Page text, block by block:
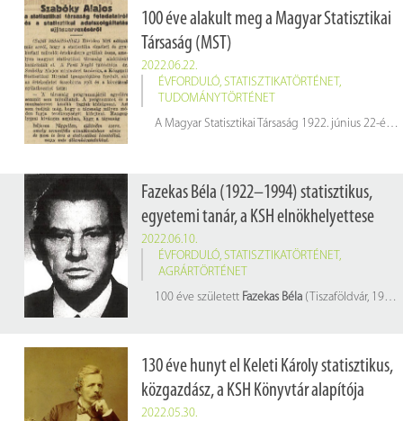
100 éve alakult meg a Magyar Statisztikai
Társaság (MST)
2022.06.22.
ÉVFORDULÓ, STATISZTIKATÖRTÉNET ,
TUDOMÁNYTÖRTÉNET
A Magyar Statisztikai Társaság 1922. június 22-én alakult meg az első tizenhat tag (Földes Béla, Vargha Gyula, Thirring Gusztáv, Teleszky János, Fellner Frigyes, Buday László, Szabóky Alajos, Kovács Alajos, Balás Károly, Bud János, Kenéz Béla, Kováts Ferenc, Laky Dezső, Illyefalvi Vitéz Géza, Bozóky Ferenc és Schneller Károly) megválasztásával, „a magyar közállapotok statisztikai úton való feltárásának, tanulmányozásának és úgy az országban, mint külföldön való ismertetésének előmozdítása” céljából. A maximális taglétszámot 120 főben határozták meg; a megválasztás feltételéül szabták a tudományos munkát, és a tagoknak kötelező volt székfoglaló előadást tartaniuk.
Fazekas Béla (1922–1994) statisztikus,
egyetemi tanár, a KSH elnökhelyettese
2022.06.10.
ÉVFORDULÓ, STATISZTIKATÖRTÉNET,
AGRÁRTÖRTÉNET
100 éve született Fazekas Béla(Tiszaföldvár, 1922. június 10. – Budapest, 1994. november 2.) statisztikus, egyetemi tanár, a KSH elnökhelyettese
130 éve hunyt el Keleti Károly statisztikus,
közgazdász, a KSH Könyvtár alapítója
2022.05.30.